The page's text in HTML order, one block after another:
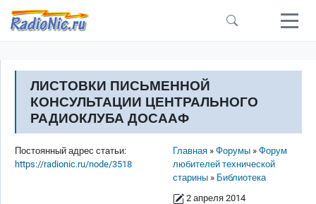
Перейти к основному содержанию
ЛИСТОВКИ ПИСЬМЕННОЙ
КОНСУЛЬТАЦИИ ЦЕНТРАЛЬНОГО
РАДИОКЛУБА ДОСААФ
Строка навигации
Главная Форумы
Форум
любителей технической
старины
Библиотека
2 апреля 2014
Постоянный адрес статьи:
https://radionic.ru/node/3518